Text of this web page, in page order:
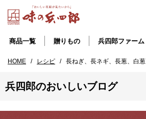
商品一覧 贈りもの 兵四郎ファーム
HOME / レシピ / 長ねぎ、長ネギ、長葱、白葱
兵四郎のおいしいブログ